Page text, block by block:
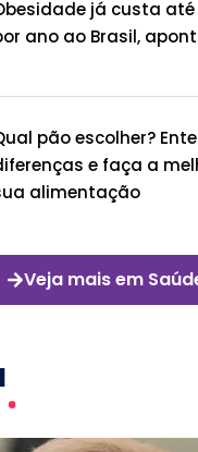
já custa até
ano ao Brasil,
pão escolher?
e faça a
alimentação
Veja mais em